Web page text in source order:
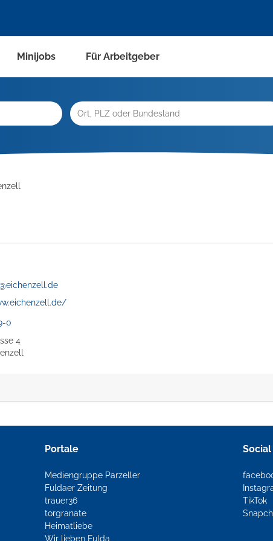
Minijobs Für Arbeitgeber
0
4
Portale
Mediengruppe Parzeller
Fuldaer Zeitung
trauer36
torgranate
Heimatliebe
Wir lieben Fulda
TikTok